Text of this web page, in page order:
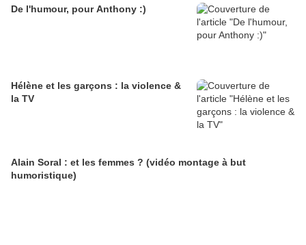
De l'humour, pour Anthony :)
Hélène et les garçons : la violence &
la TV
Alain Soral : et les femmes ? (vidéo montage à but
humoristique)